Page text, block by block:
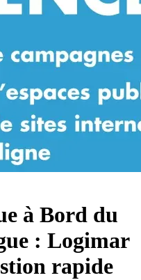
à Bord du
: Logimar
rapide